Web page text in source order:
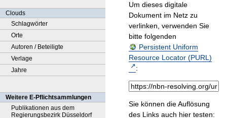
Clouds
Schlagwörter
Orte
Autoren / Beteiligte
Verlage
Jahre
Weitere E-Pflichtsammlungen
Publikationen aus dem
Regierungsbezirk Düsseldorf
Um dieses digitale
Dokument im Netz zu
verlinken, verwenden Sie
bitte folgenden
Persistent Uniform
Resource Locator (PURL)
:
Sie können die Auflösung
des Links auch hier testen: